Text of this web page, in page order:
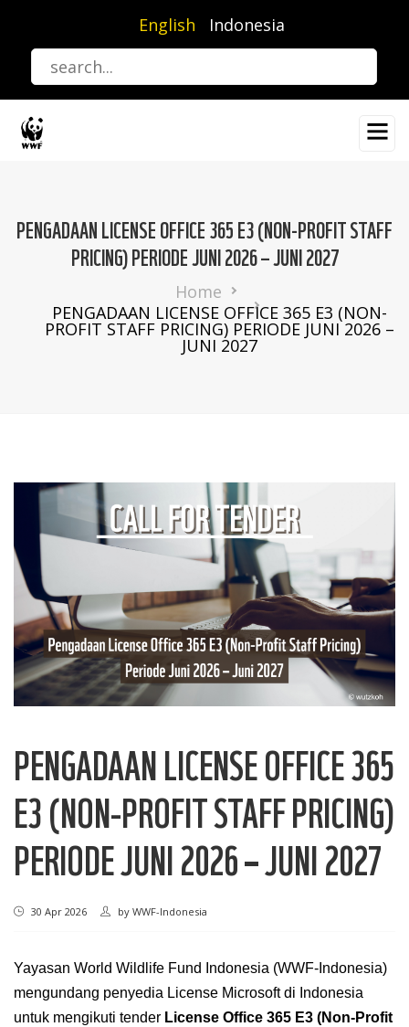
content
English Indonesia
PENGADAAN LICENSE OFFICE 365 E3 (NON-PROFIT STAFF
PRICING) PERIODE JUNI 2026 – JUNI 2027
Home
PENGADAAN LICENSE OFFICE 365 E3 (NON-
PROFIT STAFF PRICING) PERIODE JUNI 2026 –
JUNI 2027
PENGADAAN LICENSE OFFICE 365
E3 (NON-PROFIT STAFF PRICING)
PERIODE JUNI 2026 – JUNI 2027
30 Apr 2026 by WWF-Indonesia
Yayasan World Wildlife Fund Indonesia (WWF-Indonesia)
mengundang penyedia License Microsoft di Indonesia
untuk mengikuti tender License Office 365 E3 (Non-Profit